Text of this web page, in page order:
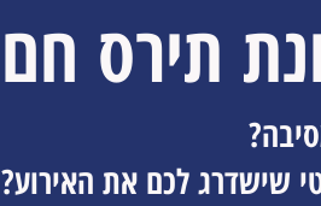
תירס חם
שישדרג לכם את האירוע?